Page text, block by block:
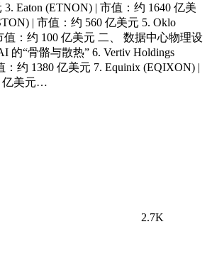
3. Eaton (ETNON) | 市值：约 1640 亿美
| 市值：约 560 亿美元 5. Oklo
值：约 100 亿美元 二、 数据中心物理设
的“骨骼与散热” 6. Vertiv Holdings
：约 1380 亿美元 7. Equinix (EQIXON) |
亿美元…
2.7K